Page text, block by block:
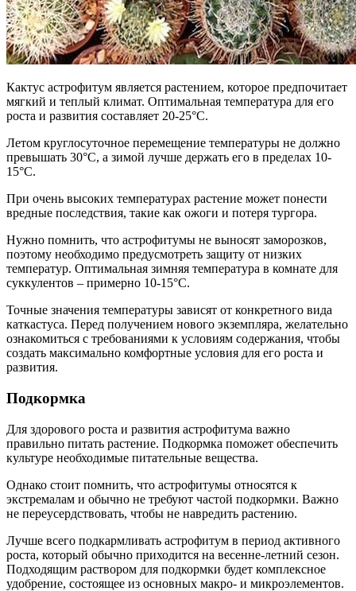
Кактус астрофитум является растением, которое предпочитает
мягкий и теплый климат. Оптимальная температура для его
роста и развития составляет 20-25°C.
Летом круглосуточное перемещение температуры не должно
превышать 30°C, а зимой лучше держать его в пределах 10-
15°C.
При очень высоких температурах растение может понести
вредные последствия, такие как ожоги и потеря тургора.
Нужно помнить, что астрофитумы не выносят заморозков,
поэтому необходимо предусмотреть защиту от низких
температур. Оптимальная зимняя температура в комнате для
суккулентов – примерно 10-15°С.
Точные значения температуры зависят от конкретного вида
каткастуса. Перед получением нового экземпляра, желательно
ознакомиться с требованиями к условиям содержания, чтобы
создать максимально комфортные условия для его роста и
развития.
Подкормка
Для здорового роста и развития астрофитума важно
правильно питать растение. Подкормка поможет обеспечить
культуре необходимые питательные вещества.
Однако стоит помнить, что астрофитумы относятся к
экстремалам и обычно не требуют частой подкормки. Важно
не переусердствовать, чтобы не навредить растению.
Лучше всего подкармливать астрофитум в период активного
роста, который обычно приходится на весенне-летний сезон.
Подходящим раствором для подкормки будет комплексное
удобрение, состоящее из основных макро- и микроэлементов.